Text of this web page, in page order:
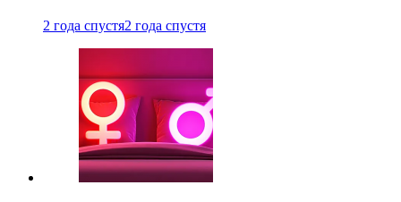
2 года спустя2 года спустя